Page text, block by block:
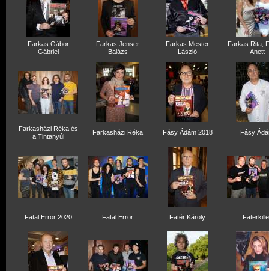
Farkas Gábor
Gábriel
Farkas Jenser
Balázs
Farkas Mester
László
Farkas Rita,
Anett
Farkasházi Réka és
a Tintanyúl
Farkasházi Réka Fásy Ádám 2018 Fásy
Fatal Error 2020 Fatal Error Fatér Károly